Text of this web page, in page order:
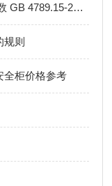
食品微生物学检验 霉菌和酵母菌计数 GB 4789.15-2016
则
全柜价格参考